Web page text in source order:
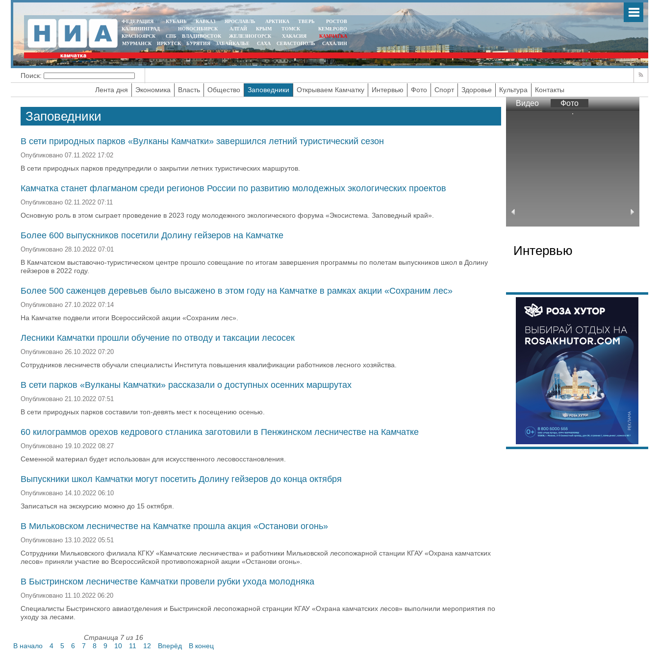
ФЕДЕРАЦИЯ КУБАНЬ КАВКАЗ ЯРОСЛАВЛЬ АРКТИКА ТВЕРЬ
РОСТОВ
КАЛИНИНГРАД
НОВОСИБИРСК АЛТАЙ КРЫМ ТОМСК
КЕМЕРОВО
КРАСНОЯРСК
СПБ ВЛАДИВОСТОК ЖЕЛЕЗНОГОРСК ХАКАСИЯ
КАМЧАТКА
МУРМАНСК
ИРКУТСК БУРЯТИЯ ЗАБАЙКАЛЬЕ САХА СЕВАСТОПОЛЬ САХАЛИН
Поиск:
Лента дня
Экономика Власть Общество Заповедники Открываем Камчатку Интервью Фото Спорт Здоровье Культура Контакты
Заповедники
В сети природных парков «Вулканы Камчатки» завершился летний туристический сезон
Опубликовано 07.11.2022 17:02
В сети природных парков предупредили о закрытии летних туристических маршрутов.
Камчатка станет флагманом среди регионов России по развитию молодежных экологических проектов
Опубликовано 02.11.2022 07:11
Основную роль в этом сыграет проведение в 2023 году молодежного экологического форума «Экосистема. Заповедный край».
Более 600 выпускников посетили Долину гейзеров на Камчатке
Опубликовано 28.10.2022 07:01
В Камчатском выставочно-туристическом центре прошло совещание по итогам завершения программы по полетам выпускников школ в Долину
гейзеров в 2022 году.
Более 500 саженцев деревьев было высажено в этом году на Камчатке в рамках акции «Сохраним лес»
Опубликовано 27.10.2022 07:14
На Камчатке подвели итоги Всероссийской акции «Сохраним лес».
Лесники Камчатки прошли обучение по отводу и таксации лесосек
Опубликовано 26.10.2022 07:20
Сотрудников лесничеств обучали специалисты Института повышения квалификации работников лесного хозяйства.
В сети парков «Вулканы Камчатки» рассказали о доступных осенних маршрутах
Опубликовано 21.10.2022 07:51
В сети природных парков составили топ-девять мест к посещению осенью.
60 килограммов орехов кедрового стланика заготовили в Пенжинском лесничестве на Камчатке
Опубликовано 19.10.2022 08:27
Семенной материал будет использован для искусственного лесовосстановления.
Выпускники школ Камчатки могут посетить Долину гейзеров до конца октября
Опубликовано 14.10.2022 06:10
Записаться на экскурсию можно до 15 октября.
В Мильковском лесничестве на Камчатке прошла акция «Останови огонь»
Опубликовано 13.10.2022 05:51
Сотрудники Мильковского филиала КГКУ «Камчатские лесничества» и работники Мильковской лесопожарной станции КГАУ «Охрана камчатских
лесов» приняли участие во Всероссийской противопожарной акции «Останови огонь».
В Быстринском лесничестве Камчатки провели рубки ухода молодняка
Опубликовано 11.10.2022 06:20
Специалисты Быстринского авиаотделения и Быстринской лесопожарной странции КГАУ «Охрана камчатских лесов» выполнили мероприятия по
уходу за лесами.
Страница 7 из 16
В начало
4 5 6 7 8 9 10 11 12 Вперёд В конец
Видео Фото
Интервью